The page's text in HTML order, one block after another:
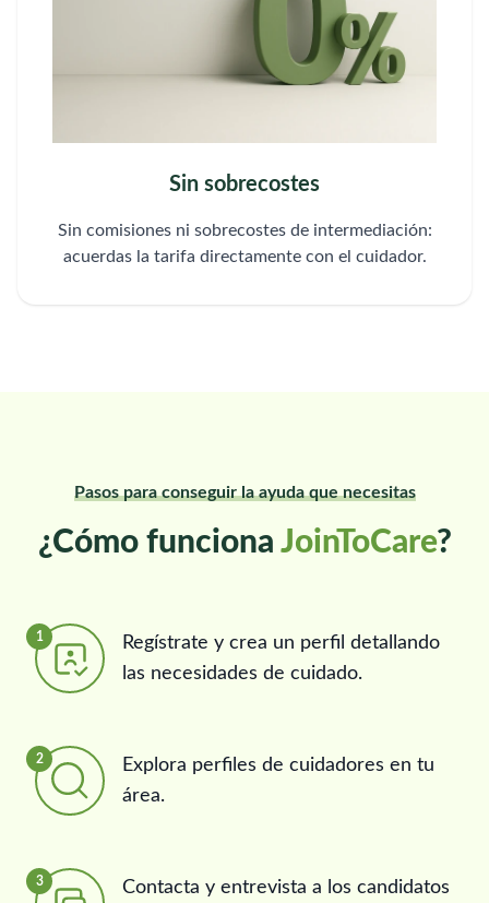
Sin sobrecostes
Sin comisiones ni sobrecostes de intermediación:
acuerdas la tarifa directamente con el cuidador.
Pasos para conseguir la ayuda que necesitas
¿Cómo funciona JoinToCare?
1
Regístrate y crea un perfil detallando
las necesidades de cuidado.
2
Explora perfiles de cuidadores en tu
área.
3 Contacta y entrevista a los candidatos